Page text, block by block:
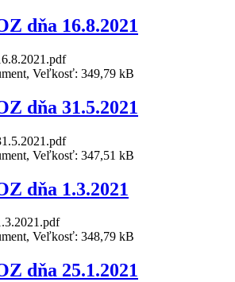
dňa 16.8.2021
Veľkosť: 349,79 kB
dňa 31.5.2021
Veľkosť: 347,51 kB
dňa 1.3.2021
Veľkosť: 348,79 kB
dňa 25.1.2021